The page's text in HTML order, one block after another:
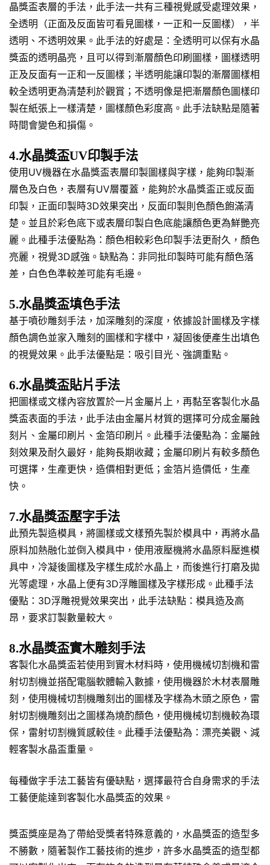
晶獎盃表層的手法，此手法一共有三種視覺感受處理效果，
全透明（正面及反面皆可看見圖樣，一正和一反圖樣），半
透明、不透明效果。此手法的好處是：全透明可以保有水晶
獎盃的透明晶亮，且可以得到漸層顏色印刷圖樣，圖樣透明
正及反面有一正和一反圖樣；半透明能讓印製的漸層圖樣相
較全透明更為清楚利於觀賞；不透明像是把漸層顏色圖樣印
製在紙張上一樣清楚，圖樣顏色彩度高。此手法缺點是隨著
時間會變色和損傷。
4.水晶獎盃UV印製手法
使用UV機器在水晶獎盃表層印製圖樣與字樣，能夠印製漸
層色及白色，表層有UV層覆蓋，能夠於水晶獎盃正或反面
印製，正面印製時3D效果突出，反面印製則色顏色飽滿清
楚。並且於彩色底下或表層印製白色底能讓顏色更為鮮艷亮
麗。此種手法優點為：顏色相較彩色印製手法更耐久，顏色
亮麗，視覺3D感強。缺點為：非同批印製時可能有顏色落
差，白色色準較差可能有毛邊。
5.水晶獎盃填色手法
基于噴砂雕刻手法，加深雕刻的深度，依據設計圖樣及字樣
顏色調色並家入雕刻的圖樣和字樣中，凝固後便產生出填色
的視覺效果。此手法優點是：吸引目光、強調重點。
6.水晶獎盃貼片手法
把圖樣或文樣內容放置於一片金屬片上，再黏至客製化水晶
獎盃表面的手法，此手法由金屬片材質的選擇可分成金屬蝕
刻片、金屬印刷片、金箔印刷片。此種手法優點為：金屬蝕
刻效果及耐久最好，能夠長期收藏；金屬印刷片有較多顏色
可選擇，生產更快，造價相對更低；金箔片造價低，生產
快。
7.水晶獎盃壓字手法
此預先製造模具，將圖樣或文樣預先製於模具中，再將水晶
原料加熱融化並倒入模具中，使用液壓機將水晶原料壓進模
具中，冷凝後圖樣及字樣生成於水晶上，而後進行打磨及拋
光等處理，水晶上便有3D浮雕圖樣及字樣形成。此種手法
優點：3D浮雕視覺效果突出，此手法缺點：模具造及高
昂，要求訂製數量較大。
8.水晶獎盃實木雕刻手法
客製化水晶獎盃若使用到實木材料時，使用機械切割機和雷
射切割機並搭配電腦軟體輸入數據，使用機器於木材表層雕
刻，使用機械切割機雕刻出的圖樣及字樣為木頭之原色，雷
射切割機雕刻出之圖樣為燒酌顏色，使用機械切割機較為環
保，雷射切割機質感較佳。此種手法優點為：漂亮美觀、減
輕客製水晶盃重量。
每種做字手法工藝皆有優缺點，選擇最符合自身需求的手法
工藝便能達到客製化水晶獎盃的效果。
獎盃獎座是為了帶給受獎者特殊意義的，水晶獎盃的造型多
不勝數，隨著製作工藝技術的進步，許多水晶獎盃的造型都